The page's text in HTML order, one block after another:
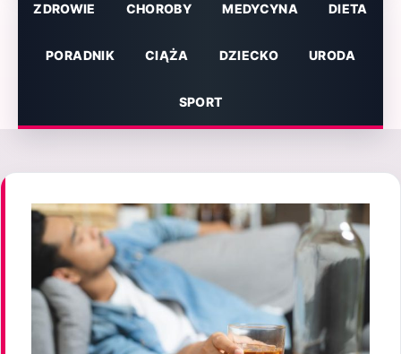
ZDROWIE CHOROBY MEDYCYNA DIETA
PORADNIK CIĄŻA DZIECKO URODA
SPORT